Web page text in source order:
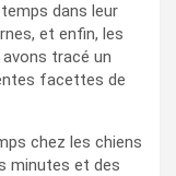
dans leur
et enfin, les
tracé un
facettes de
chez les chiens
minutes et des